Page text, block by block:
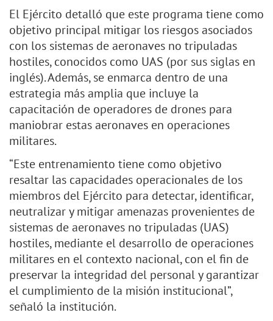
El Ejército detalló que este programa tiene como
objetivo principal mitigar los riesgos asociados
con los sistemas de aeronaves no tripuladas
hostiles, conocidos como UAS (por sus siglas en
inglés). Además, se enmarca dentro de una
estrategia más amplia que incluye la
capacitación de operadores de drones para
maniobrar estas aeronaves en operaciones
militares.
“Este entrenamiento tiene como objetivo
resaltar las capacidades operacionales de los
miembros del Ejército para detectar, identificar,
neutralizar y mitigar amenazas provenientes de
sistemas de aeronaves no tripuladas (UAS)
hostiles, mediante el desarrollo de operaciones
militares en el contexto nacional, con el fin de
preservar la integridad del personal y garantizar
el cumplimiento de la misión institucional”,
señaló la institución.